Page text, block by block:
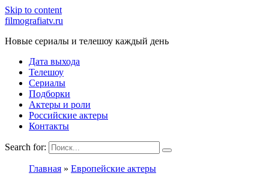
Skip to content
filmografiatv.ru
Новые сериалы и телешоу каждый день
Дата выхода
Телешоу
Сериалы
Подборки
Актеры и роли
Российские актеры
Контакты
Search for:
Главная » Европейские актеры